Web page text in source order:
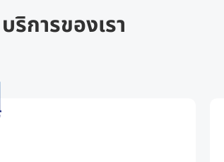
บริการของเรา